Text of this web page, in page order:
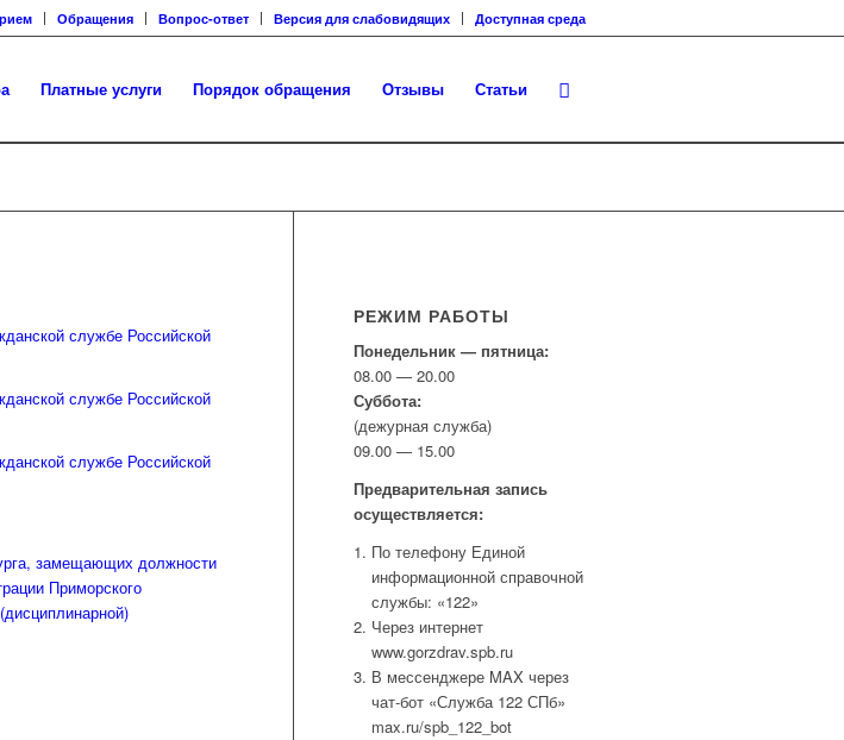
Обращения Вопрос-ответ Версия для слабовидящих Доступная среда
Платные услуги Порядок обращения Отзывы Статьи
службе Российской
службе Российской
службе Российской
замещающих должности
Приморского
РЕЖИМ РАБОТЫ
Понедельник — пятница:
08.00 — 20.00
Суббота:
(дежурная служба)
09.00 — 15.00
Предварительная запись
осуществляется:
По телефону Единой
информационной справочной
службы: «122»
Через интернет
www.gorzdrav.spb.ru
В мессенджере MAX через
чат-бот «Служба 122 СПб»
max.ru/spb_122_bot